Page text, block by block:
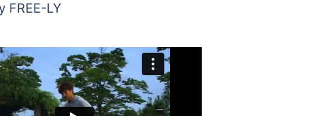
FREE-LY